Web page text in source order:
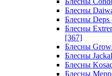
Блесны
Блесны Deps
Блесны
[367]
Блесны
Блесны
Блесны
Блесны